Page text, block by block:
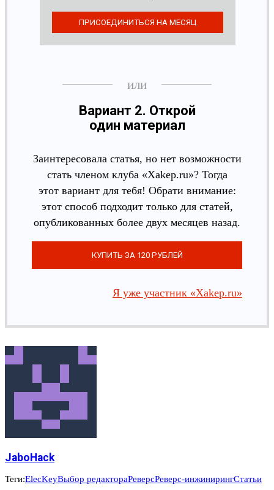
Вариант 2. Открой
один материал
Заинтересовала статья, но нет возможности
стать членом клуба «Xakep.ru»? Тогда
этот вариант для тебя! Обрати внимание:
этот способ подходит только для статей,
опубликованных более двух месяцев назад.
Я уже участник «Xakep.ru»
JaboHack
Теги:ElecKeyВыбор редактораРеверсРеверс-инжинирингСтатьи